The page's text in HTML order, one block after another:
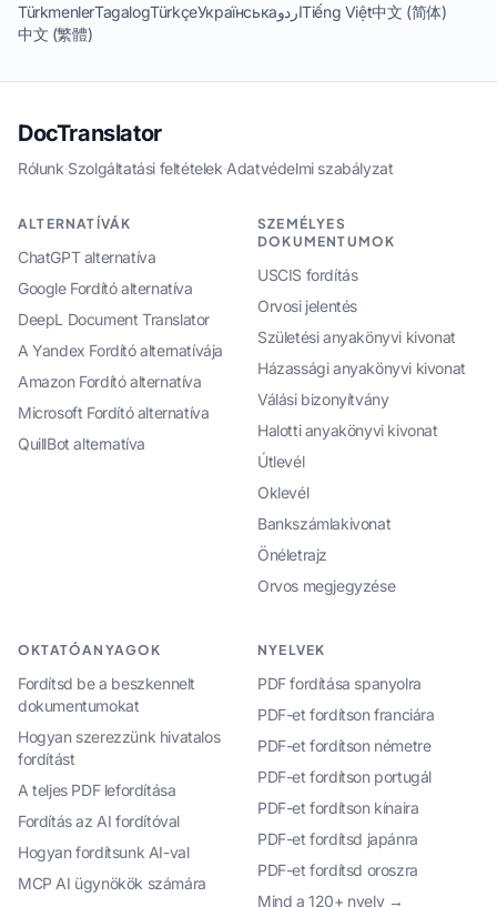
TürkmenlerTagalogTürkçeУкраїнськаاردوTiếng Việt中文 (简体)
中文 (繁體)
DocTranslator
Rólunk·Szolgáltatási feltételek·Adatvédelmi szabályzat
ALTERNATÍVÁK
ChatGPT alternatíva
Google Fordító alternatíva
DeepL Document Translator
A Yandex Fordító alternatívája
Amazon Fordító alternatíva
Microsoft Fordító alternatíva
QuillBot alternatíva
SZEMÉLYES
DOKUMENTUMOK
USCIS fordítás
Orvosi jelentés
Születési anyakönyvi kivonat
Házassági anyakönyvi kivonat
Válási bizonyítvány
Halotti anyakönyvi kivonat
Útlevél
Oklevél
Bankszámlakivonat
Önéletrajz
Orvos megjegyzése
OKTATÓANYAGOK
Fordítsd be a beszkennelt
dokumentumokat
Hogyan szerezzünk hivatalos
fordítást
A teljes PDF lefordítása
Fordítás az AI fordítóval
Hogyan fordítsunk AI-val
MCP AI ügynökök számára
NYELVEK
PDF fordítása spanyolra
PDF-et fordítson franciára
PDF-et fordítson németre
PDF-et fordítson portugál
PDF-et fordítson kínaira
PDF-et fordítsd japánra
PDF-et fordítsd oroszra
Mind a 120+ nyelv →